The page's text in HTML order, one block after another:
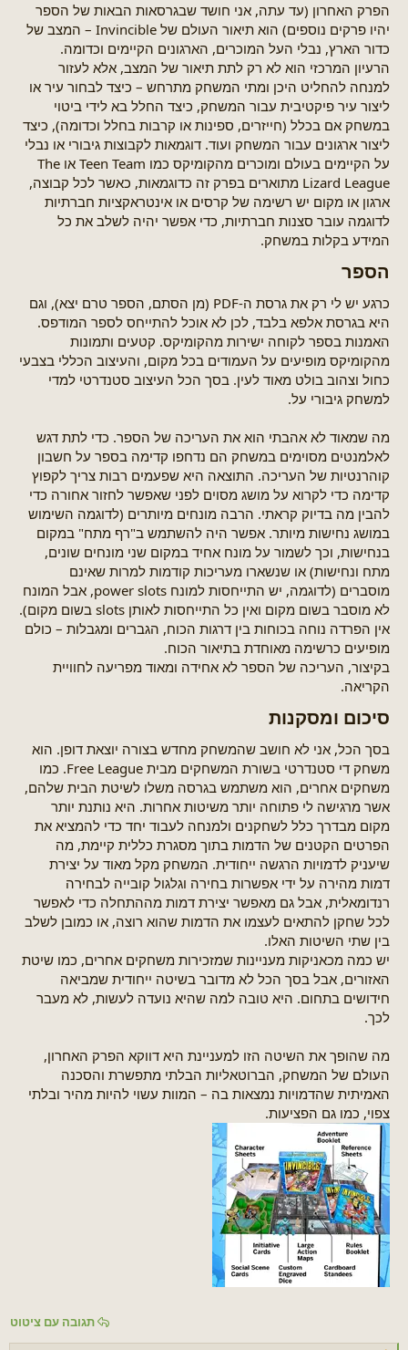
הפרק האחרון (עד עתה, אני חושד שבגרסאות הבאות של הספר
יהיו פרקים נוספים) הוא תיאור העולם של Invincible – המצב של
כדור הארץ, נבלי העל המוכרים, הארגונים הקיימים וכדומה.
הרעיון המרכזי הוא לא רק לתת תיאור של המצב, אלא לעזור
למנחה להחליט היכן ומתי המשחק מתרחש – כיצד לבחור עיר או
ליצור עיר פיקטיבית עבור המשחק, כיצד החלל בא לידי ביטוי
במשחק אם בכלל (חייזרים, ספינות או קרבות בחלל וכדומה), כיצד
ליצור ארגונים עבור המשחק ועוד. דוגמאות לקבוצות גיבורי או נבלי
על הקיימים בעולם ומוכרים מהקומיקס כמו Teen Team או The
Lizard League מתוארים בפרק זה כדוגמאות, כאשר לכל קבוצה,
ארגון או מקום יש רשימה של קרסים או אינטראקציות חברתיות
לדוגמה עובר סצנות חברתיות, כדי אפשר יהיה לשלב את כל
המידע בקלות במשחק.
הספר​
כרגע יש לי רק את גרסת ה-PDF (מן הסתם, הספר טרם יצא), וגם
היא בגרסת אלפא בלבד, לכן לא אוכל להתייחס לספר המודפס.
האמנות בספר לקוחה ישירות מהקומיקס. קטעים ותמונות
מהקומיקס מופיעים על העמודים בכל מקום, והעיצוב הכללי בצבעי
כחול וצהוב בולט מאוד לעין. בסך הכל העיצוב סטנדרטי למדי
למשחק גיבורי על.
מה שמאוד לא אהבתי הוא את העריכה של הספר. כדי לתת דגש
לאלמנטים מסוימים במשחק הם נדחפו קדימה בספר על חשבון
קוהרנטיות של העריכה. התוצאה היא שפעמים רבות צריך לקפוץ
קדימה כדי לקרוא על מושג מסוים לפני שאפשר לחזור אחורה כדי
להבין מה בדיוק קראתי. הרבה מונחים מיותרים (לדוגמה השימוש
במושג נחישות מיותר. אפשר היה להשתמש ב"רף מתח" במקום
בנחישות, וכך לשמור על מונח אחיד במקום שני מונחים שונים,
מתח ונחישות) או שנשארו מעריכות קודמות למרות שאינם
מוסברים (לדוגמה, יש התייחסות למונח power slots, אבל המונח
לא מוסבר בשום מקום ואין כל התייחסות לאותן slots בשום מקום).
אין הפרדה נוחה בכוחות בין דרגות הכוח, הגברים ומגבלות – כולם
מופיעים כרשימה מאוחדת בתיאור הכוח.
בקיצור, העריכה של הספר לא אחידה ומאוד מפריעה לחוויית
הקריאה.
סיכום ומסקנות​
בסך הכל, אני לא חושב שהמשחק מחדש בצורה יוצאת דופן. הוא
משחק די סטנדרטי בשורת המשחקים מבית Free League. כמו
משחקים אחרים, הוא משתמש בגרסה משלו לשיטת הבית שלהם,
אשר מרגישה לי פתוחה יותר משיטות אחרות. היא נותנת יותר
מקום מבדרך כלל לשחקנים ולמנחה לעבוד יחד כדי להמציא את
הפרטים הקטנים של הדמות בתוך מסגרת כללית קיימת, מה
שיעניק לדמויות הרגשה ייחודית. המשחק מקל מאוד על יצירת
דמות מהירה על ידי אפשרות בחירה וגלגול קובייה לבחירה
רנדומאלית, אבל גם מאפשר יצירת דמות מההתחלה כדי לאפשר
לכל שחקן להתאים לעצמו את הדמות שהוא רוצה, או כמובן לשלב
בין שתי השיטות האלו.
יש כמה מכאניקות מעניינות שמזכירות משחקים אחרים, כמו שיטת
האזורים, אבל בסך הכל לא מדובר בשיטה ייחודית שמביאה
חידושים בתחום. היא טובה למה שהיא נועדה לעשות, לא מעבר
לכך.
מה שהופך את השיטה הזו למעניינת היא דווקא הפרק האחרון,
העולם של המשחק, הברוטאליות הבלתי מתפשרת והסכנה
האמיתית שהדמויות נמצאות בה – המוות עשוי להיות מהיר ובלתי
צפוי, כמו גם הפציעות.
תגובה עם ציטוט